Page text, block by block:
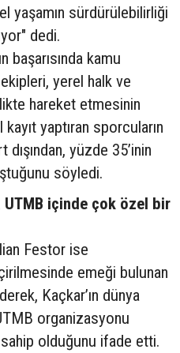
yaşamın sürdürülebilirliği
dedi.
başarısında kamu
yerel halk ve
hareket etmesinin
kayıt yaptıran sporcuların
yüzde 35’inin
söyledi.
içinde çok özel bir
Festor ise
emeği bulunan
Kaçkar’ın dünya
organizasyonu
olduğunu ifade etti.